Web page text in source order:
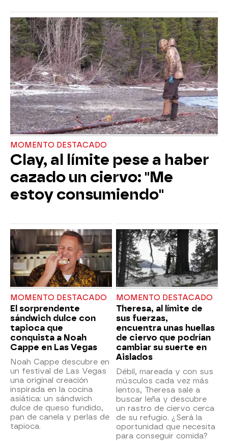
MOMENTO DESTACADO
Clay, al límite pese a haber
cazado un ciervo: "Me
estoy consumiendo"
MOMENTO DESTACADO
El sorprendente
sándwich dulce con
tapioca que
conquista a Noah
Cappe en Las Vegas
Noah Cappe descubre en
un festival de Las Vegas
una original creación
inspirada en la cocina
asiática: un sándwich
dulce de queso fundido,
pan de canela y perlas de
tapioca.
MOMENTO DESTACADO
Theresa, al límite de
sus fuerzas,
encuentra unas huellas
de ciervo que podrían
cambiar su suerte en
Aislados
Débil, mareada y con sus
músculos cada vez más
lentos, Theresa sale a
buscar leña y descubre
un rastro de ciervo cerca
de su refugio. ¿Será la
oportunidad que necesita
para conseguir comida?